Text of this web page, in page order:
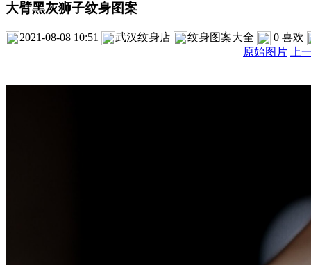
大臂黑灰狮子纹身图案
2021-08-08 10:51 武汉纹身店 纹身图案大全 0 喜欢
原始图片 上